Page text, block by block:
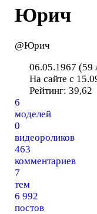
Юрич
@Юрич
06.05.1967 (59
На сайте с
Рейтинг: 39,62
6
моделей
0
видеороликов
463
комментариев
7
тем
6 992
постов